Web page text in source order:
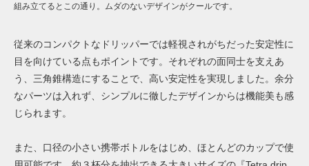
組み立てるとこの通り。ムダのないデザインがクールです。
従来のコンパクトなドリッパーでは軽視されがちだった安定性に
目を向けている点もポイントです。それぞれの面同士を支えあ
う、三角錐構造にすることで、高い安定性を実現しました。余分
なパーツは入れず、シンプルに徹したデザインからは機能美も感
じられます。
また、口径の小さい携帯ボトルをはじめ、ほとんどのカップで使